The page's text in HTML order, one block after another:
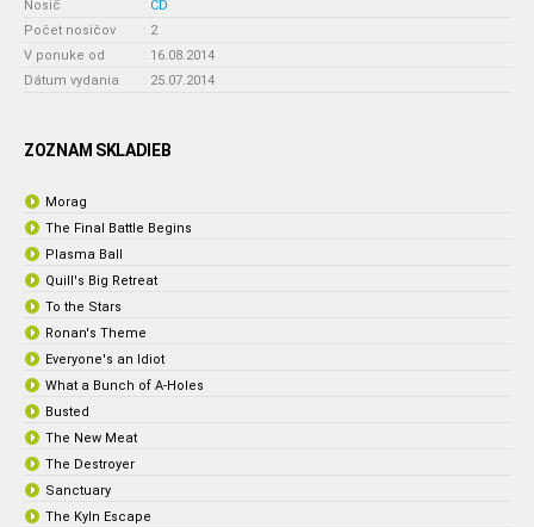
Nosič
: CD
Počet nosičov
: 2
V ponuke od
: 16.08.2014
Dátum vydania
: 25.07.2014
ZOZNAM SKLADIEB
Morag
The Final Battle Begins
Plasma Ball
Quill's Big Retreat
To the Stars
Ronan's Theme
Everyone's an Idiot
What a Bunch of A-Holes
Busted
The New Meat
The Destroyer
Sanctuary
The Kyln Escape